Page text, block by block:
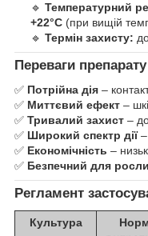
🔹 Температурний
+22°C (при вищій
🔹 Термін захисту:
Переваги препарату
✅ Потрійна дія –
✅ Миттєвий ефект –
✅ Тривалий захист –
✅ Широкий спектр дії–
✅ Економічність –
✅ Безпечний для
Регламент
Культура